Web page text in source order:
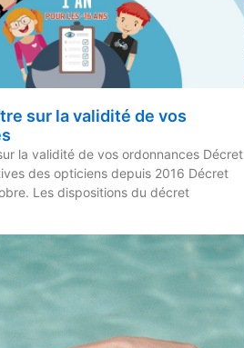
sur la validité de vos
la validité de vos ordonnances Décret
des opticiens depuis 2016 Décret
Les dispositions du décret